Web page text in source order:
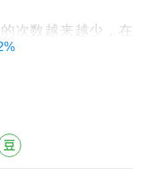
次数越来越少，在
放了很多家里的杂
，被我爸换成了他